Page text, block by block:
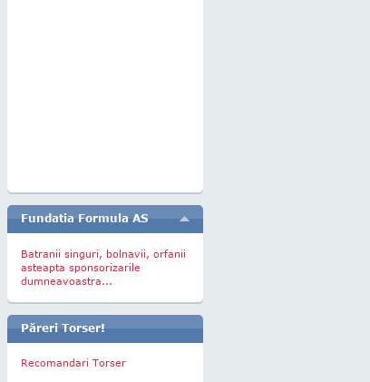
Fundatia Formula AS
Batranii singuri, bolnavii, orfanii
asteapta sponsorizarile
dumneavoastra...
Păreri Torser!
Recomandari Torser